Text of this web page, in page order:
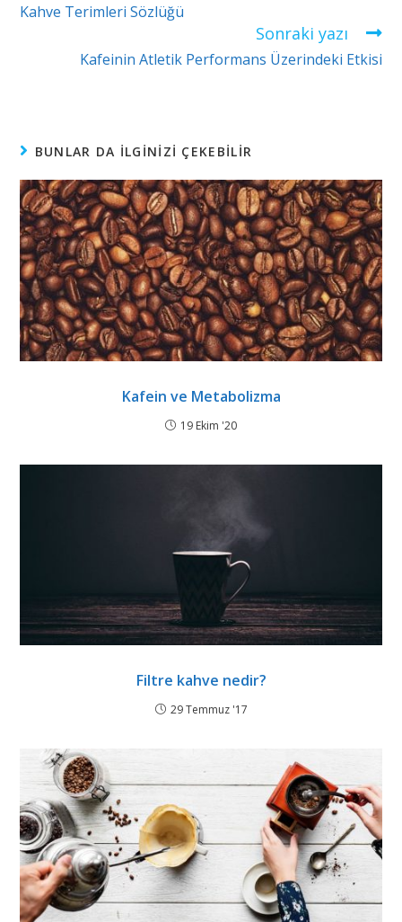
Kahve Terimleri Sözlüğü
Sonraki yazı
Kafeinin Atletik Performans Üzerindeki Etkisi
BUNLAR DA ILGINIZI ÇEKEBILIR
Kafein ve Metabolizma
19 Ekim '20
Filtre kahve nedir?
29 Temmuz '17